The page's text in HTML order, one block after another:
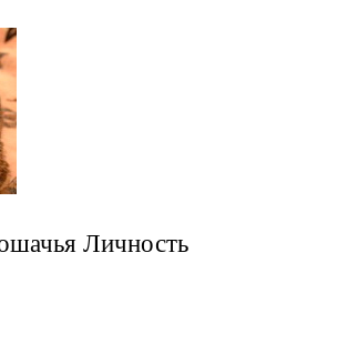
Личность